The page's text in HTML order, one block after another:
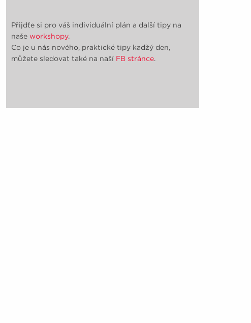
Přijdťe si pro váš individuální plán a další tipy na
naše workshopy.
Co je u nás nového, praktické tipy kadžý den,
můžete sledovat také na naší FB stránce.